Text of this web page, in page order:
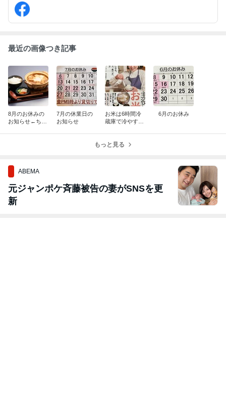
最近の画像つき記事
8月のお休みの
お知らせ←ちょ
7月の休業日の
お知らせ
お米は6時間冷
蔵庫で冷やす←
6月のお休み
もっと見る
ABEMA
元ジャンポケ斉藤被告の妻がSNSを更
新